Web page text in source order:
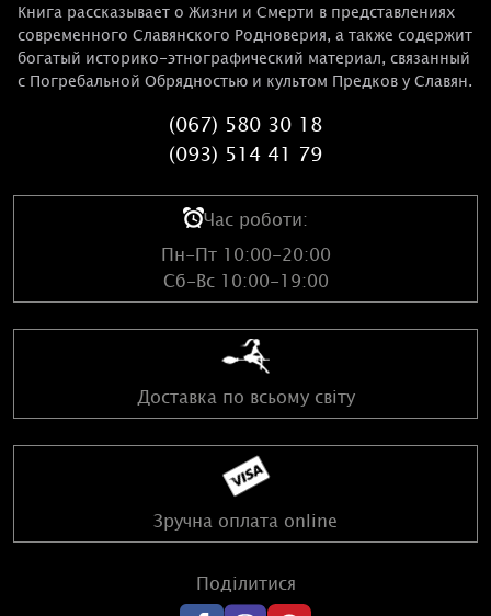
Книга рассказывает о Жизни и Смерти в представлениях
современного Славянского Родноверия, а также содержит
богатый историко-этнографический материал, связанный
с Погребальной Обрядностью и культом Предков у Славян.
(067) 580 30 18
(093) 514 41 79
Час роботи:
Пн-Пт 10:00-20:00
Сб-Вс 10:00-19:00
Доставка по всьому світу
Зручна оплата online
Поділитися